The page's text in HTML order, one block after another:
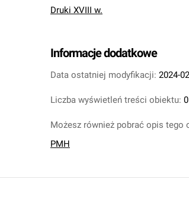
Druki XVIII w.
Informacje dodatkowe
Data ostatniej modyfikacji: 2024-
Liczba wyświetleń treści obiektu: 0
Możesz również pobrać opis tego
PMH